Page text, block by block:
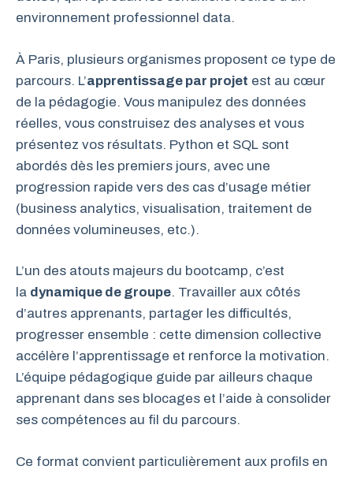
environnement professionnel data.
À Paris, plusieurs organismes proposent ce type de
parcours. L’apprentissage par projet est au cœur
de la pédagogie. Vous manipulez des données
réelles, vous construisez des analyses et vous
présentez vos résultats. Python et SQL sont
abordés dès les premiers jours, avec une
progression rapide vers des cas d’usage métier
(business analytics, visualisation, traitement de
données volumineuses, etc.).
L’un des atouts majeurs du bootcamp, c’est
la dynamique de groupe. Travailler aux côtés
d’autres apprenants, partager les difficultés,
progresser ensemble : cette dimension collective
accélère l’apprentissage et renforce la motivation.
L’équipe pédagogique guide par ailleurs chaque
apprenant dans ses blocages et l’aide à consolider
ses compétences au fil du parcours.
Ce format convient particulièrement aux profils en